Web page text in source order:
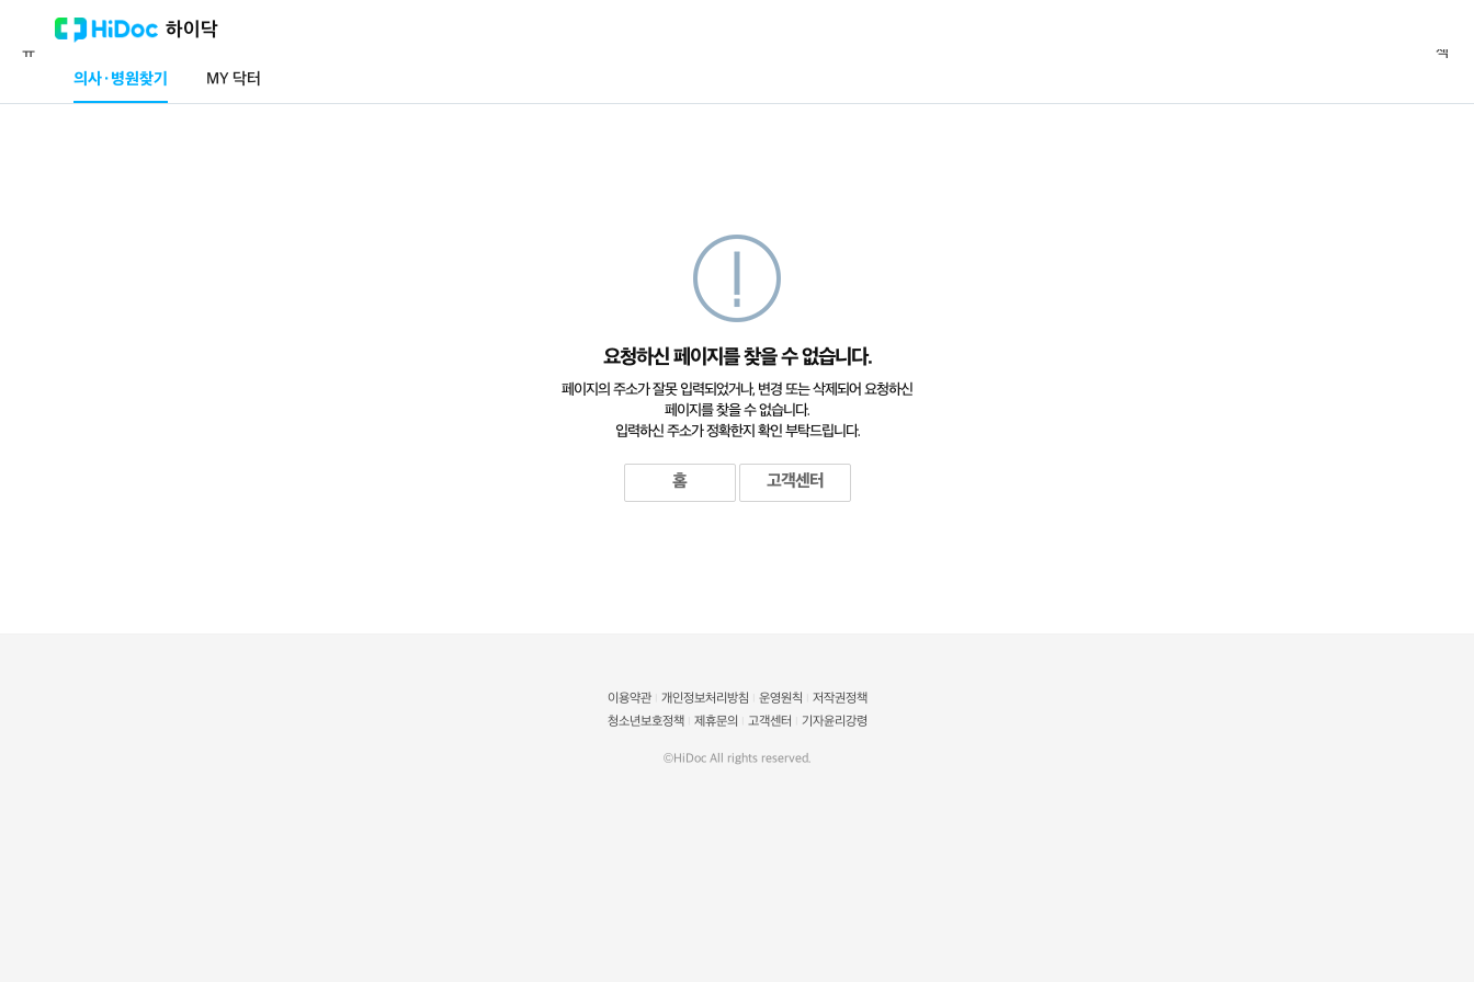
의사·병원찾기
의사·병원찾기 MY 닥터
뉴
색
하이닥
요청하신 페이지를 찾을 수 없습니다.
페이지의 주소가 잘못 입력되었거나, 변경 또는 삭제되어 요청하신
페이지를 찾을 수 없습니다.
입력하신 주소가 정확한지 확인 부탁드립니다.
홈 고객센터
이용약관 개인정보처리방침 운영원칙
저작권정책
청소년보호정책
제휴문의 고객센터 기자윤리강령
©HiDoc All rights reserved.